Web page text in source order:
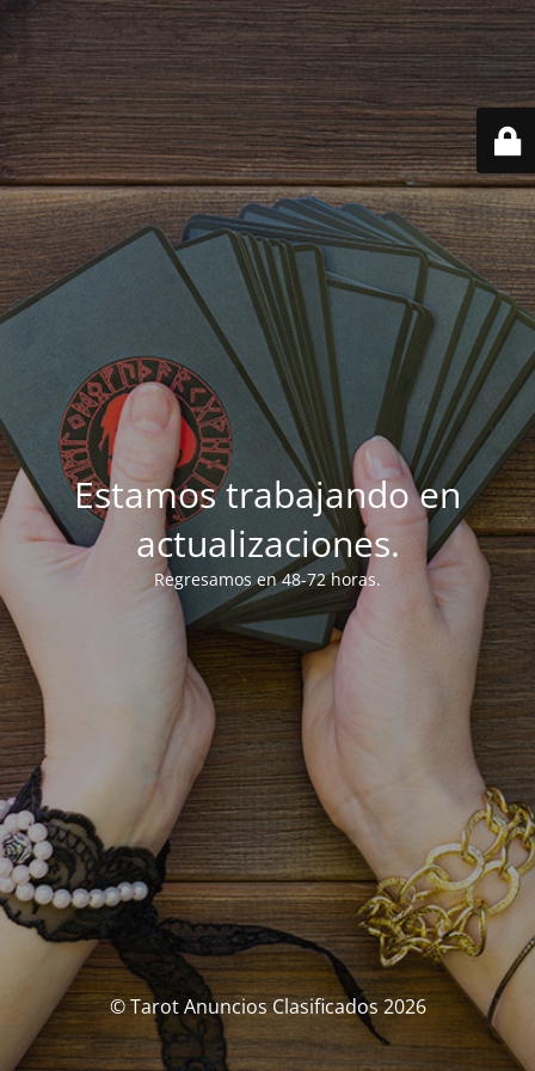
Estamos trabajando en
actualizaciones.
Regresamos en 48-72 horas.
© Tarot Anuncios Clasificados 2026